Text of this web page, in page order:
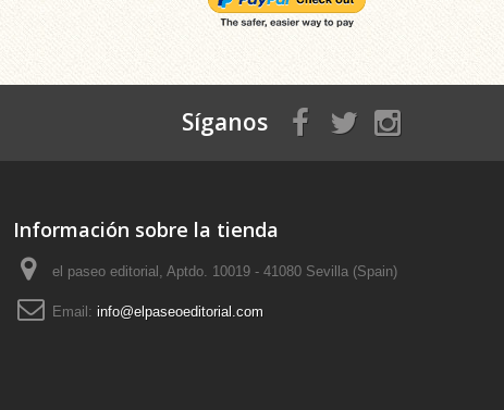
Síganos
Información sobre la tienda
el paseo editorial, Aptdo. 10019 - 41080 Sevilla (Spain)
Email: info@elpaseoeditorial.com